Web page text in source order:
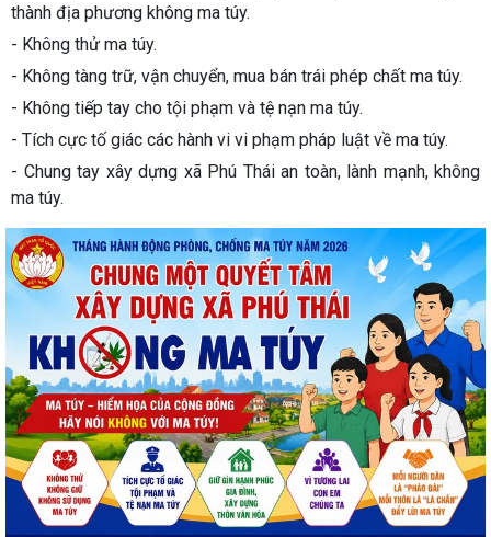
thành địa phương không ma túy.
- Không thử ma túy.
- Không tàng trữ, vận chuyển, mua bán trái phép chất ma túy.
- Không tiếp tay cho tội phạm và tệ nạn ma túy.
- Tích cực tố giác các hành vi vi phạm pháp luật về ma túy.
- Chung tay xây dựng xã Phú Thái an toàn, lành mạnh, không
ma túy.